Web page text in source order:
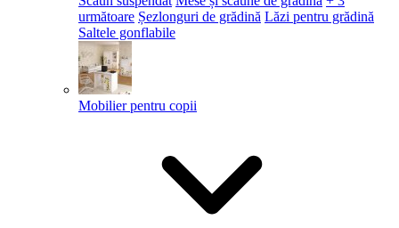
următoare Șezlonguri de grădină Lăzi pentru grădină
Saltele gonflabile
Mobilier pentru copii